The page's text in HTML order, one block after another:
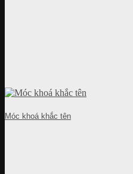
Móc khoá khắc tên